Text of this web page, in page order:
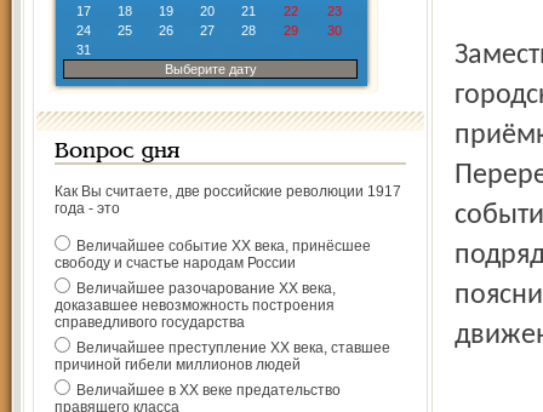
17
18 19 20 21 22
23
24
25 26 27 28 29
30
31
Выберите дату
Вопрос дня
Как Вы считаете, две российские революции 1917
года - это
Величайшее событие ХХ века, принёсшее
свободу и счастье народам России
Величайшее разочарование ХХ века,
доказавшее невозможность построения
справедливого государства
Величайшее преступление ХХ века, ставшее
причиной гибели миллионов людей
Величайшее в ХХ веке предательство
правящего класса